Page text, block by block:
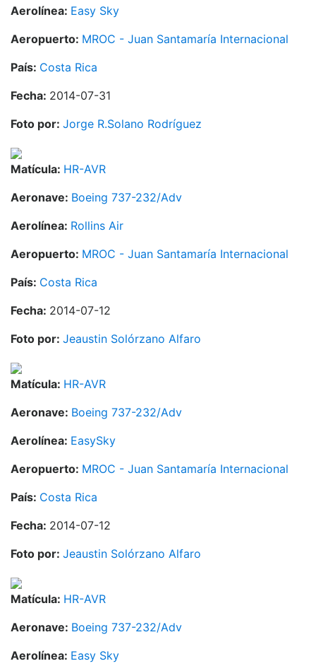
Aerolínea: Easy Sky
Aeropuerto: MROC - Juan Santamaría Internacional
País: Costa Rica
Fecha: 2014-07-31
Foto por: Jorge R.Solano Rodríguez
Matícula: HR-AVR
Aeronave: Boeing 737-232/Adv
Aerolínea: Rollins Air
Aeropuerto: MROC - Juan Santamaría Internacional
País: Costa Rica
Fecha: 2014-07-12
Foto por: Jeaustin Solórzano Alfaro
Matícula: HR-AVR
Aeronave: Boeing 737-232/Adv
Aerolínea: EasySky
Aeropuerto: MROC - Juan Santamaría Internacional
País: Costa Rica
Fecha: 2014-07-12
Foto por: Jeaustin Solórzano Alfaro
Matícula: HR-AVR
Aeronave: Boeing 737-232/Adv
Aerolínea: Easy Sky